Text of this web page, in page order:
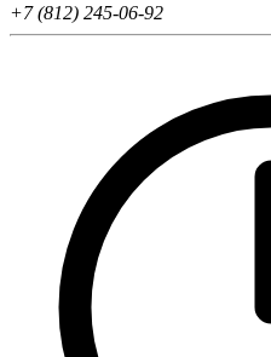
+7 (812) 245-06-92